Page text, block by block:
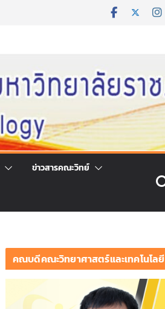
ข่าวสารคณะวิทย์
คณบดีคณะวิทยาศาสตร์และเทคโนโลยี